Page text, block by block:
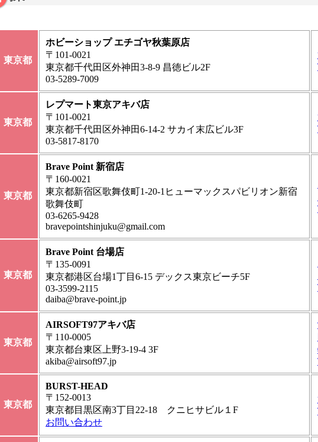
東京都
ホビーショップ エチゴヤ秋葉原店
〒101-0021
東京都千代田区外神田3-8-9 昌徳ビル2F
03-5289-7009
東京都
レプマート東京アキバ店
〒101-0021
東京都千代田区外神田6-14-2 サカイ末広ビル3F
03-5817-8170
東京都
Brave Point 新宿店
〒160-0021
東京都新宿区歌舞伎町1-20-1ヒューマックスパビリオン新宿
歌舞伎町
03-6265-9428
bravepointshinjuku@gmail.com
東京都
Brave Point 台場店
〒135-0091
東京都港区台場1丁目6-15 デックス東京ビーチ5F
03-3599-2115
daiba@brave-point.jp
東京都
AIRSOFT97アキバ店
〒110-0005
東京都台東区上野3-19-4 3F
akiba@airsoft97.jp
東京都
BURST-HEAD
〒152-0013
東京都目黒区南3丁目22-18 クニヒサビル１F
お問い合わせ